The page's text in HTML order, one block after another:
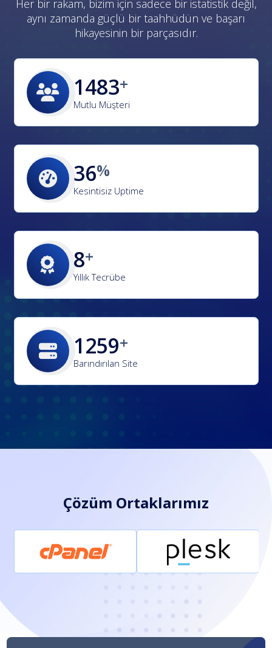
Her bir rakam, bizim için sadece bir istatistik değil,
aynı zamanda güçlü bir taahhüdün ve başarı
hikayesinin bir parçasıdır.
2472
Mutlu Müşteri
60
Kesintisiz Uptime
13
Yıllık Tecrübe
1841
Barındırılan Site
Çözüm Ortaklarımız